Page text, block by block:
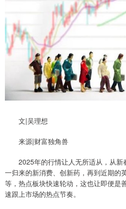
文|吴理想
来源|财富独角兽
2025年的行情让人无所适从，从新
一归来的新消费、创新药，再到近期的
等，热点板块快速轮动，这也让即便是
速跟上市场的热点节奏。